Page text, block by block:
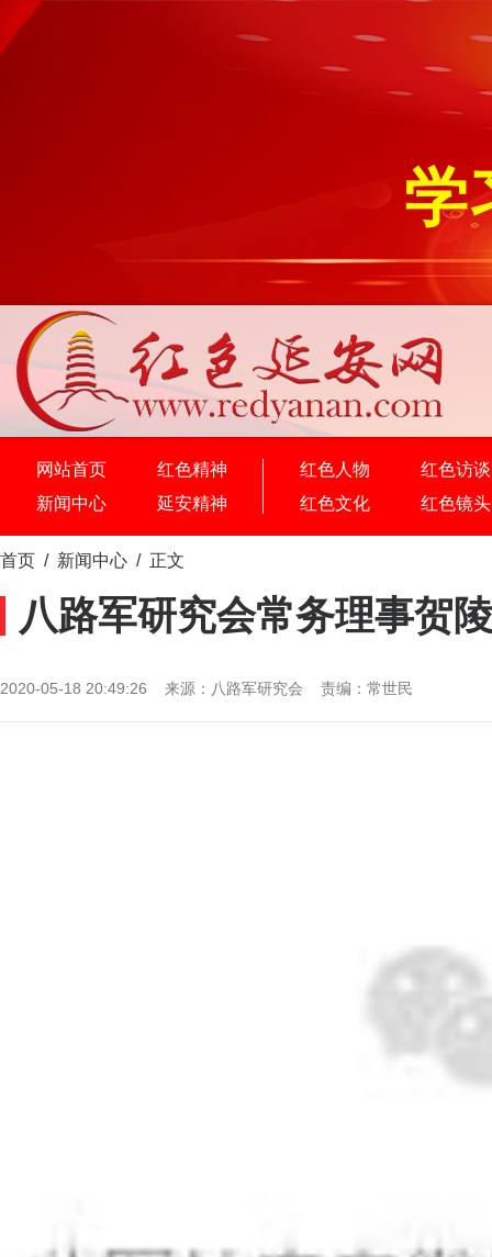
学
网站首页
红色精神
新闻中心
延安精神
红色人物
红色访谈
红色文化
红色镜头
首页 / 新闻中心 / 正文
八路军研究会常务理事贺
2020-05-18 20:49:26 来源：八路军研究会 责编：常世民